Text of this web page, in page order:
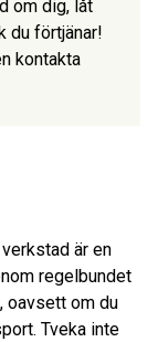
om dig, låt
du förtjänar!
kontakta
är en
regelbundet
oavsett om du
Tveka inte